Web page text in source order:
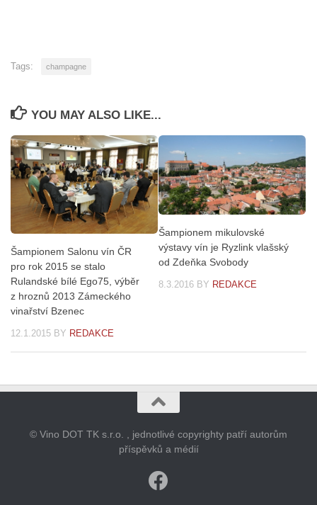
Tags: champagne
YOU MAY ALSO LIKE...
Šampionem Salonu vín ČR
pro rok 2015 se stalo
Rulandské bílé Ego75, výběr
z hroznů 2013 Zámeckého
vinařství Bzenec
12.1.2015 BY REDAKCE
Šampionem mikulovské
výstavy vín je Ryzlink vlašský
od Zdeňka Svobody
8.3.2016 BY REDAKCE
© Vino DOT TK s.r.o. , jednotlivé copyrighty patří autorům
příspěvků a médií